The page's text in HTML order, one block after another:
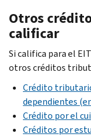
Otros
calificar
Si califica para el
otros créditos
Crédito
dependientes
Crédito por el
Créditos por